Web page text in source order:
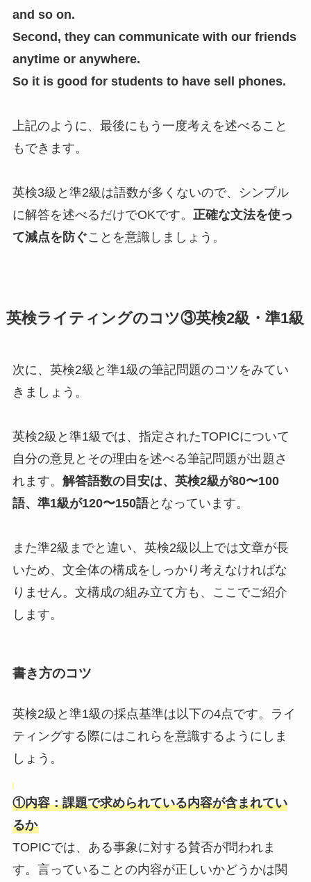
and so on.
Second, they can communicate with our friends
anytime or anywhere.
So it is good for students to have sell phones.
上記のように、最後にもう一度考えを述べること
もできます。
英検3級と準2級は語数が多くないので、シンプル
に解答を述べるだけでOKです。 正確な文法を使っ
て減点を防ぐことを意識しましょう。
英検ライティングのコツ③英検2級・準1級
次に、英検2級と準1級の筆記問題のコツをみてい
きましょう。
英検2級と準1級では、指定されたTOPICについて
自分の意見とその理由を述べる筆記問題が出題さ
れます。 解答語数の目安は、英検2級が80〜100
語、準1級が120〜150語となっています。
また準2級までと違い、英検2級以上では文章が長
いため、文全体の構成をしっかり考えなければな
りません。文構成の組み立て方も、ここでご紹介
します。
書き方のコツ
英検2級と準1級の採点基準は以下の4点です。ライ
ティングする際にはこれらを意識するようにしま
しょう。
①内容：課題で求められている内容が含まれてい
るか
TOPICでは、ある事象に対する賛否が問われま
す。言っていることの内容が正しいかどうかは関